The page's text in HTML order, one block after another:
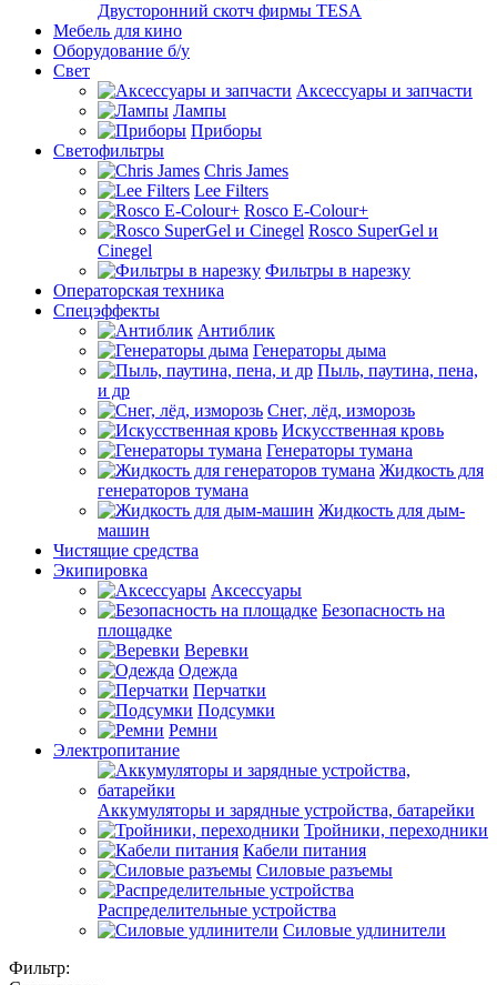
Двусторонний скотч фирмы TESA
Мебель для кино
Оборудование б/у
Свет
Аксессуары и запчасти
Лампы
Приборы
Светофильтры
Chris James
Lee Filters
Rosco E-Colour+
Rosco SuperGel и
Cinegel
Фильтры в нарезку
Операторская техника
Спецэффекты
Антиблик
Генераторы дыма
Пыль, паутина, пена,
и др
Снег, лёд, изморозь
Искусственная кровь
Генераторы тумана
Жидкость для
генераторов тумана
Жидкость для дым-
машин
Чистящие средства
Экипировка
Аксессуары
Безопасность на
площадке
Веревки
Одежда
Перчатки
Подсумки
Ремни
Электропитание
Аккумуляторы и зарядные устройства, батарейки
Тройники, переходники
Кабели питания
Силовые разъемы
Распределительные устройства
Силовые удлинители
Фильтр: